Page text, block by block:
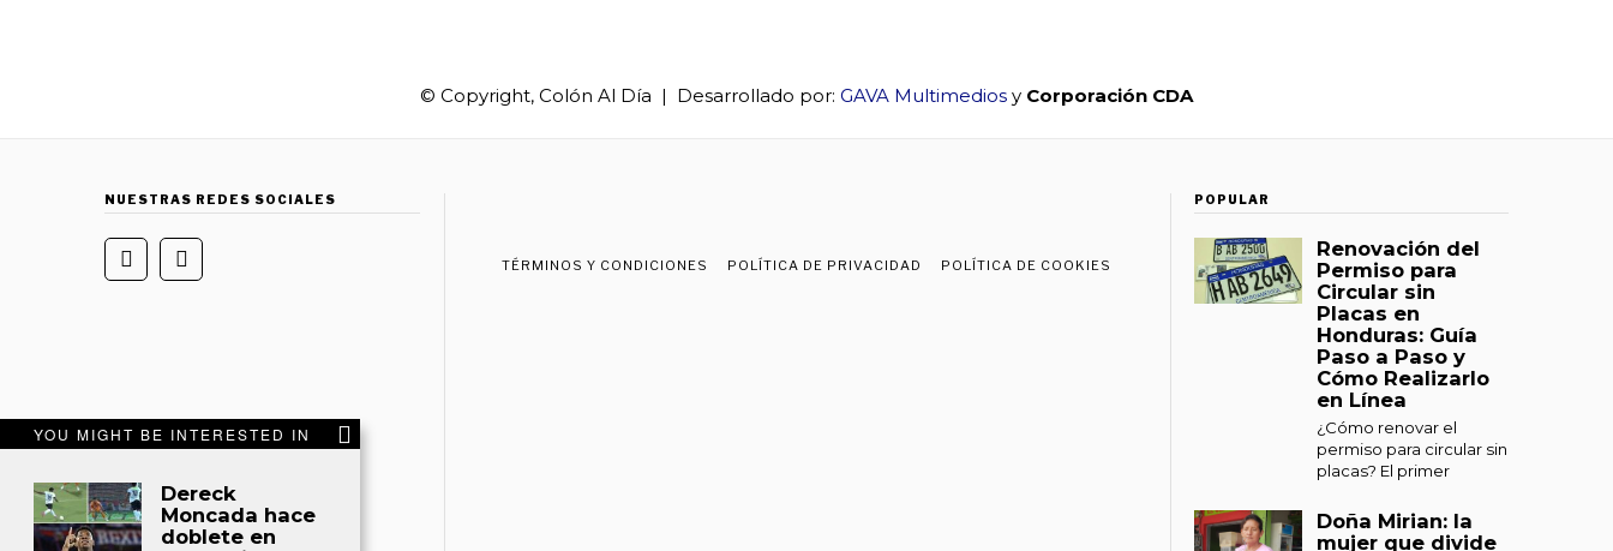
YOU MIGHT BE INTERESTED IN
Dereck
Moncada hace
doblete en
© Copyright, Colón Al Día | Desarrollado por: GAVA Multimedios y Corporación CDA
NUESTRAS REDES SOCIALES
TÉRMINOS Y CONDICIONES POLÍTICA DE PRIVACIDAD POLÍTICA DE COOKIES
POPULAR
Renovación del
Permiso para
Circular sin
Placas en
Honduras: Guía
Paso a Paso y
Cómo Realizarlo
en Línea
¿Cómo renovar el
permiso para circular sin
placas? El primer
Doña Mirian: la
mujer que divide